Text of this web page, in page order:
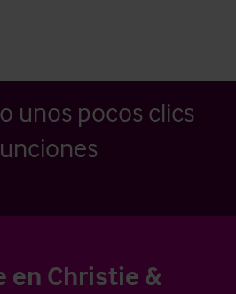
unos pocos clics
en Christie &